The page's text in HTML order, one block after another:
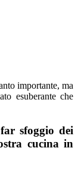
importante, ma
esuberante che
sfoggio dei
cucina in